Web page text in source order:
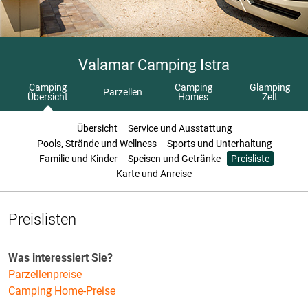
Valamar Camping Istra
Camping
Übersicht
Parzellen
Camping
Homes
Glamping
Zelt
Übersicht
Service und Ausstattung
Pools, Strände und Wellness
Sports und Unterhaltung
Familie und Kinder
Speisen und Getränke
Preisliste
Karte und Anreise
Preislisten
Was interessiert Sie?
Parzellenpreise
Camping Home-Preise